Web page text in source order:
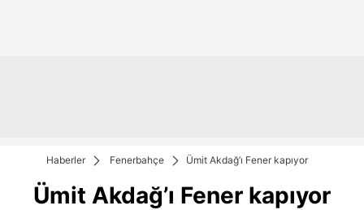
Haberler Fenerbahçe Ümit Akdağ’ı Fener kapıyor
Ümit Akdağ’ı Fener kapıyor